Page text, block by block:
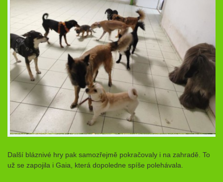
Další bláznivé hry pak samozřejmě pokračovaly i na zahradě. To
už se zapojila i Gaia, která dopoledne spíše polehávala.